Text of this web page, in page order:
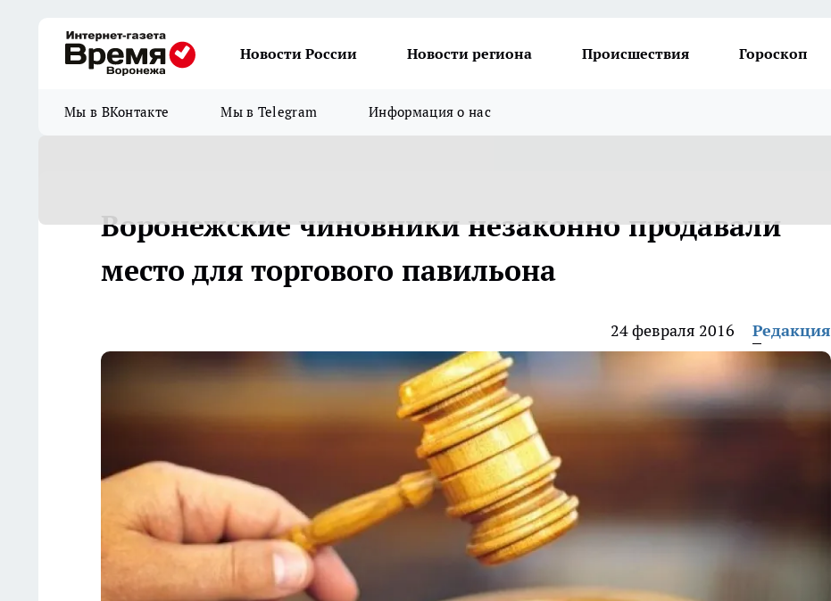
Новости России Новости региона Происшествия Гороскоп
Мы в ВКонтакте Мы в Telegram Информация о нас
Воронежские чиновники незаконно продавали
место для торгового павильона
24 февраля 2016 Редакция